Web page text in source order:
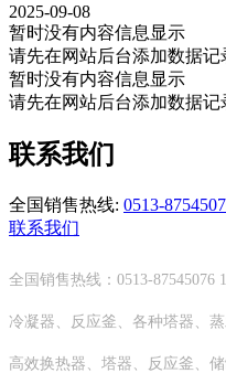
2025-09-08
暂时没有内容信息显示
请先在网站后台添加数据记
暂时没有内容信息显示
请先在网站后台添加数据记
联系我们
全国销售热线: 0513-
联系我们
全国销售热线：0513-87545076
冷凝器、反应釜、各种塔器、蒸
高效换热器、塔器、反应釜、储